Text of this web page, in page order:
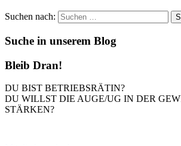
Suchen nach:
Suche in unserem Blog
Bleib Dran!
DU BIST BETRIEBSRÄTIN?
DU WILLST DIE AUGE/UG IN DER
STÄRKEN?